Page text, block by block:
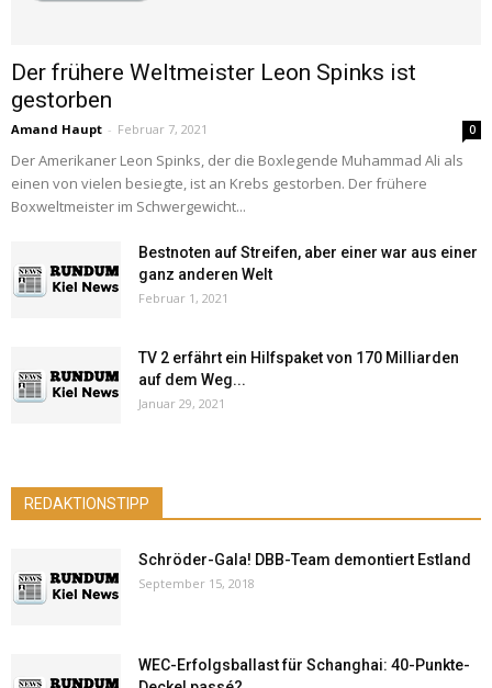
Der frühere Weltmeister Leon Spinks ist
gestorben
Amand Haupt - Februar 7, 2021 0
Der Amerikaner Leon Spinks, der die Boxlegende Muhammad Ali als
einen von vielen besiegte, ist an Krebs gestorben. Der frühere
Boxweltmeister im Schwergewicht...
Bestnoten auf Streifen, aber einer war aus einer
ganz anderen Welt
Februar 1, 2021
TV 2 erfährt ein Hilfspaket von 170 Milliarden
auf dem Weg...
Januar 29, 2021
REDAKTIONSTIPP
Schröder-Gala! DBB-Team demontiert Estland
September 15, 2018
WEC-Erfolgsballast für Schanghai: 40-Punkte-